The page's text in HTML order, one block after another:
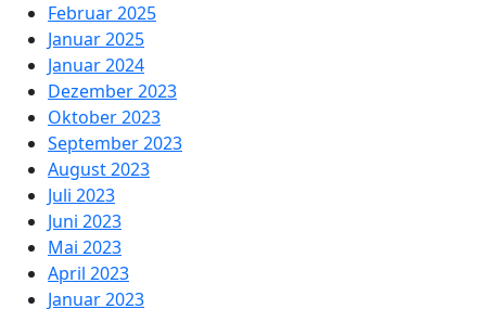
Februar 2025
Januar 2025
Januar 2024
Dezember 2023
Oktober 2023
September 2023
August 2023
Juli 2023
Juni 2023
Mai 2023
April 2023
Januar 2023